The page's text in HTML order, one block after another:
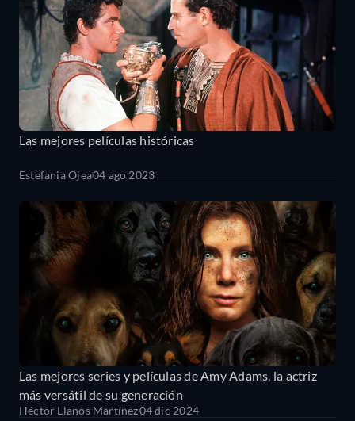
Las mejores películas históricas
Estefania Ojea04 ago 2023
Las mejores series y películas de Amy Adams, la actriz
más versátil de su generación
Héctor Llanos Martínez04 dic 2024